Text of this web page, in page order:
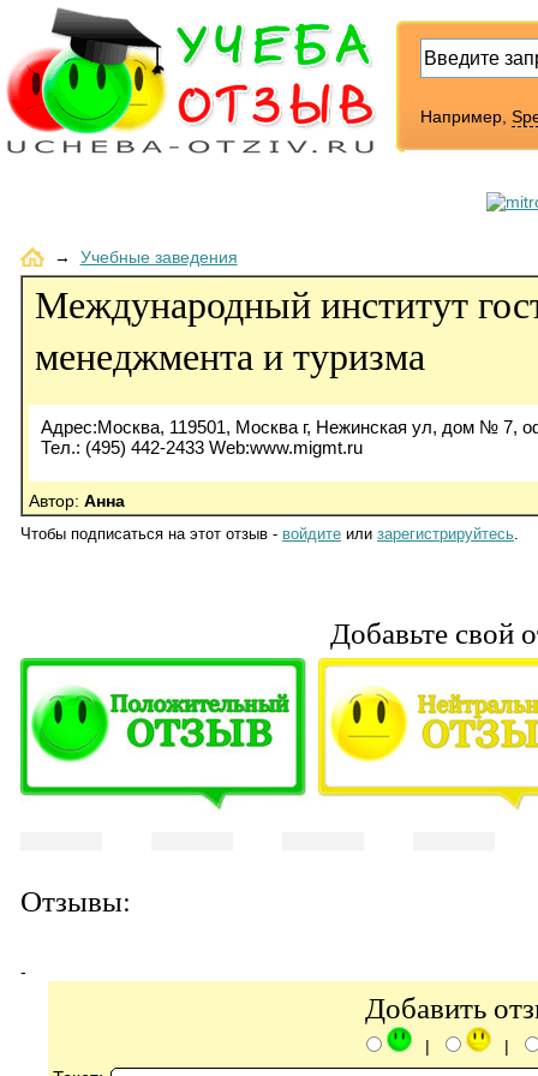
Например,
→ Учебные заведения
Международный институт
менеджмента и туризма
Адрес:Москва, 119501, Москва г, Нежинская ул, дом № 7,
Тел.: (495) 442-2433 Web:www.migmt.ru
Автор: Анна
Чтобы подписаться на этот отзыв - войдите или зарегистрируйтесь.
Добавьте свой
Отзывы:
-
Добавить
| |